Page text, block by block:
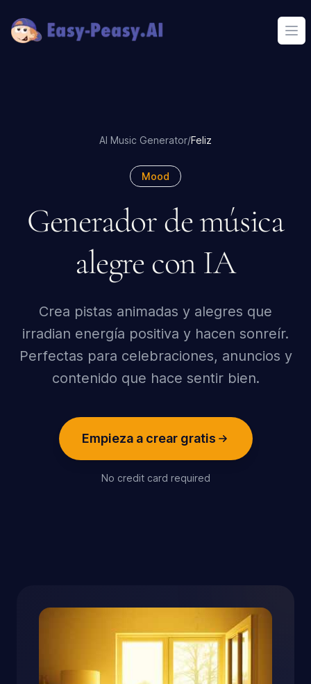
AI Music Generator/Feliz
Mood
Generador de música
alegre con IA
Crea pistas animadas y alegres que
irradian energía positiva y hacen sonreír.
Perfectas para celebraciones, anuncios y
contenido que hace sentir bien.
Empieza a crear gratis
No credit card required